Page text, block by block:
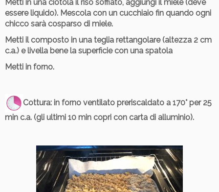
Metti in una ciotola il riso soffiato, aggiungi il miele (deve
essere liquido). Mescola con un cucchiaio fin quando ogni
chicco sarà cosparso di miele.
Metti il composto in una teglia rettangolare (altezza 2 cm
c.a.) e livella bene la superficie con una spatola
Metti in forno.
Cottura: in forno ventilato preriscaldato a 170° per 25
min c.a. (gli ultimi 10 min copri con carta di alluminio).